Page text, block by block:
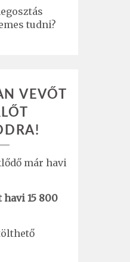
tudni?
VEVŐT
már havi
15 800